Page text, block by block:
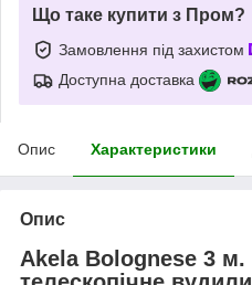
Що таке купити з Пром?
Замовлення під захистом
Доступна доставка
Опис Характеристики
Опис
Akela Bolognese 3 м.